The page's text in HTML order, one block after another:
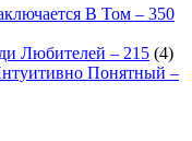
В Том – 350
Любителей – 215 (4)
Понятный –